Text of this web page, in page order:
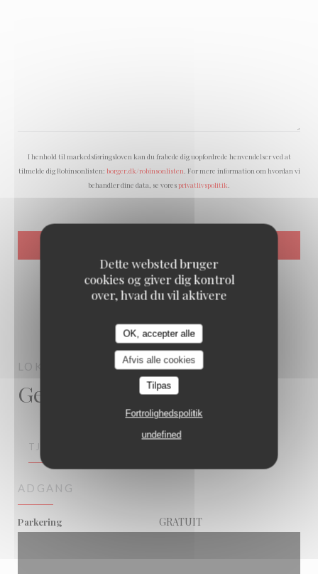
Dette websted bruger
cookies og giver dig kontrol
over, hvad du vil aktivere
OK, accepter alle
Afvis alle cookies
Tilpas
Fortrolighedspolitik
undefined
I henhold til markedsføringsloven kan du frabede dig uopfordrede henvendelser ved at
tilmelde dig Robinsonlisten: borger.dk/robinsonlisten . For mere information om hvordan vi
behandler dine data, se voresprivatlivspolitik
LOKKUM STEAKHOUSE 78BUCHELAY
Generel information
TJENESTER
ADGANG
Parkering GRATUIT